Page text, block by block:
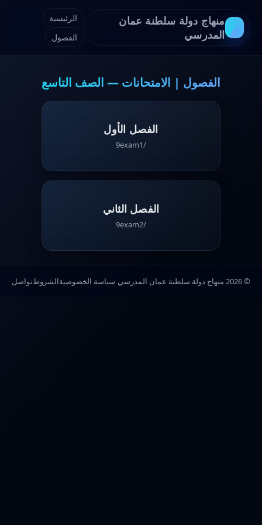
منهاج دولة سلطنة عمان
المدرسي
الرئيسية
الفصول
الفصول | الامتحانات — الصف التاسع
الفصل الأول
/9exam1
الفصل الثاني
/9exam2
© 2026 منهاج دولة سلطنة عمان المدرسي سياسة الخصوصيةالشروطتواصل